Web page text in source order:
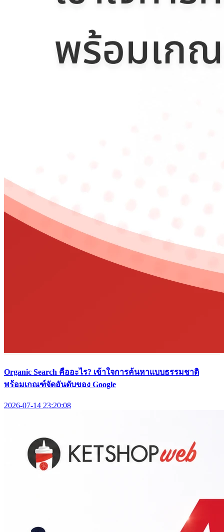
Organic Search คืออะไร? เข้าใจการค้นหาแบบธรรมชาติ
พร้อมเกณฑ์จัดอันดับของ Google
2026-07-14 23:20:08